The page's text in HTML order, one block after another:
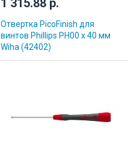
Отвертка PicoFinish для
винтов Phillips PH00 x 40 мм
Wiha (42402)